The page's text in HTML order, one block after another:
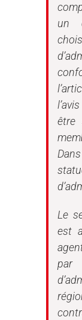
un
être
Le
est
par